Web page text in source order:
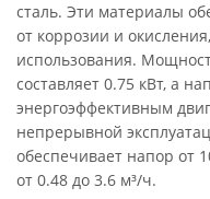
сталь. Эти материалы
от коррозии и
использования.
составляет 0.75 кВт, а
энергоэффективным
непрерывной
обеспечивает напор от
от 0.48 до 3.6 м³/ч.